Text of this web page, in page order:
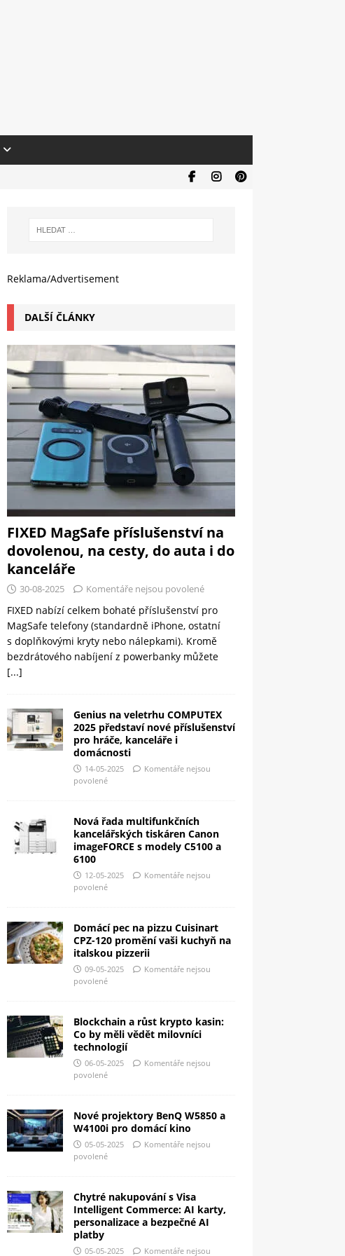
Reklama/Advertisement
DALŠÍ ČLÁNKY
FIXED MagSafe příslušenství na
dovolenou, na cesty, do auta i do
kanceláře
30-08-2025 Komentáře nejsou povolené
FIXED nabízí celkem bohaté příslušenství pro
MagSafe telefony (standardně iPhone, ostatní
s doplňkovými kryty nebo nálepkami). Kromě
bezdrátového nabíjení z powerbanky můžete
[...]
Genius na veletrhu COMPUTEX
2025 představí nové příslušenství
pro hráče, kanceláře i
domácnosti
14-05-2025
Komentáře nejsou
povolené
Nová řada multifunkčních
kancelářských tiskáren Canon
imageFORCE s modely C5100 a
6100
12-05-2025
Komentáře nejsou
povolené
Domácí pec na pizzu Cuisinart
CPZ-120 promění vaši kuchyň na
italskou pizzerii
09-05-2025
Komentáře nejsou
povolené
Blockchain a růst krypto kasin:
Co by měli vědět milovníci
technologií
06-05-2025
Komentáře nejsou
povolené
Nové projektory BenQ W5850 a
W4100i pro domácí kino
05-05-2025
Komentáře nejsou
povolené
Chytré nakupování s Visa
Intelligent Commerce: AI karty,
personalizace a bezpečné AI
platby
05-05-2025 Komentáře nejsou